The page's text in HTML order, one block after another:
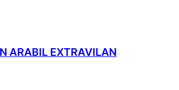
ARABIL EXTRAVILAN